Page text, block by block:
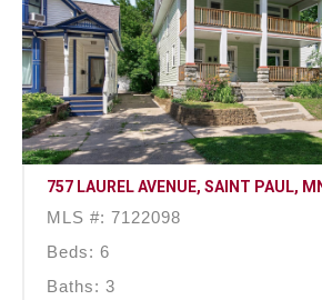
757 LAUREL AVENUE, SAINT PAUL,
MLS #: 7122098
Beds: 6
Baths: 3